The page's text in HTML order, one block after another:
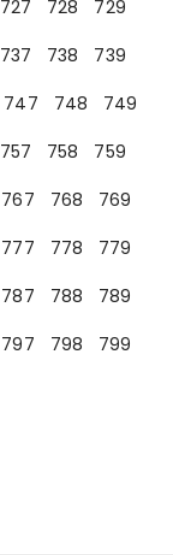
727 728
729
737 738
739
747 748
749
757 758
759
767 768
769
777 778
779
787 788
789
797 798
799